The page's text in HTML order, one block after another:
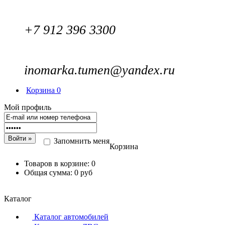
+7 912 396 3300
inomarka.tumen@yandex.ru
Корзина 0
Мой профиль
Запомнить меня
Корзина
Товаров в корзине: 0
Общая сумма: 0 руб
Каталог
Каталог автомобилей